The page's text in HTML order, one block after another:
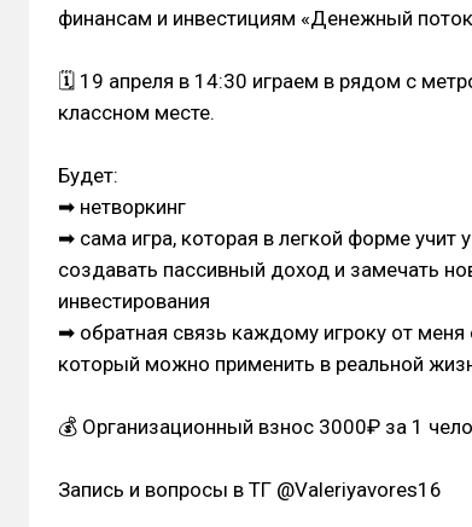
финансам и инвестициям «Денежный
🗓 19 апреля в 14:30 играем в рядом с
классном месте.
Будет:
➡ нетворкинг
➡ сама игра, которая в легкой форме учит
создавать пассивный доход и замечать
инвестирования
➡ обратная связь каждому игроку от
который можно применить в реальной
💰 Организационный взнос 3000₽ за 1
Запись и вопросы в ТГ @Valeriyavores16